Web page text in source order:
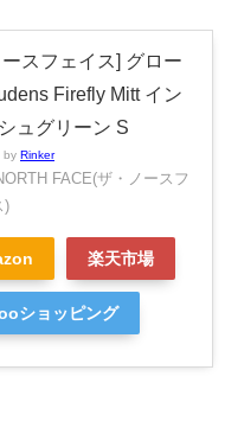
スフェイス] グロー
Firefly Mitt イン
ュグリーン S
by Rinker
FACE(ザ・ノースフ
)
楽天市場
ショッピング